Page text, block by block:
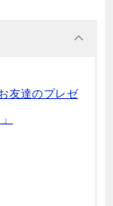
友達のプレゼ